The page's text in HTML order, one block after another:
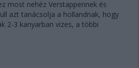
most nehéz Verstappennek és
azt tanácsolja a hollandnak, hogy
2-3 kanyarban vizes, a többi